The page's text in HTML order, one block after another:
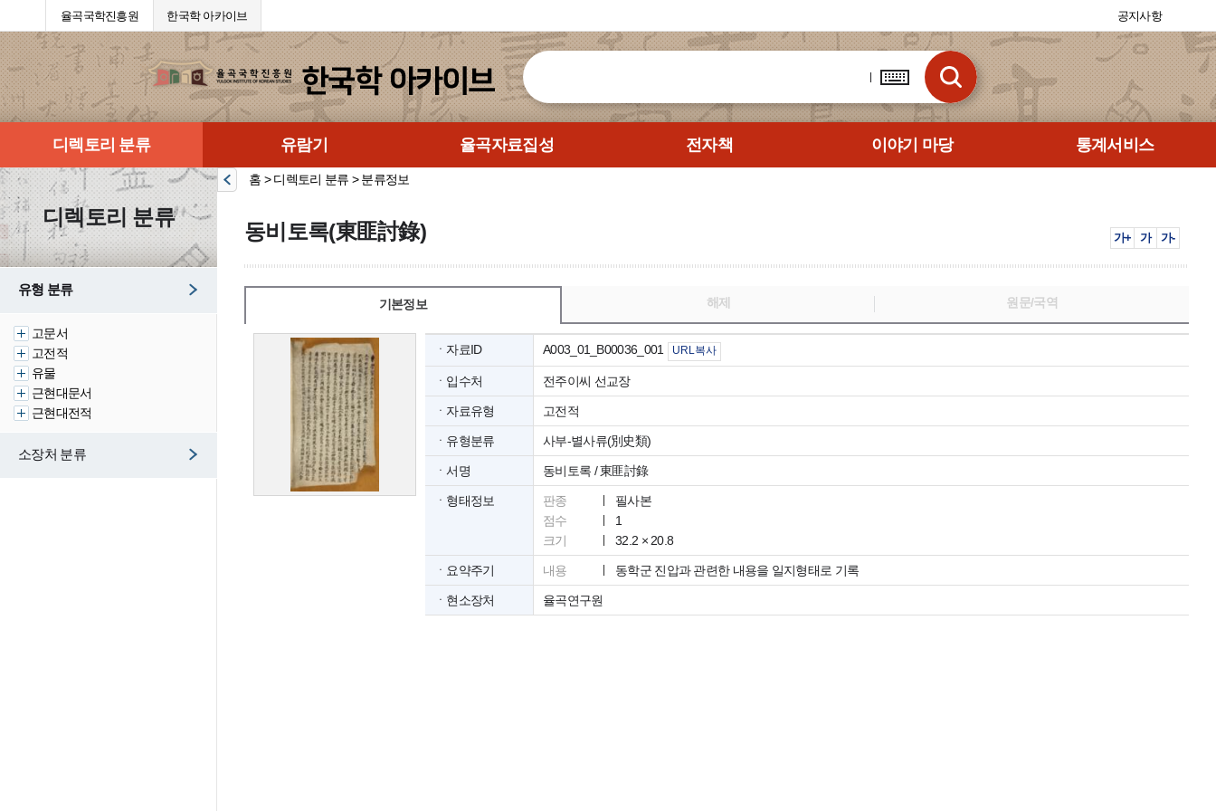
율곡국학진흥원 한국학 아카이브 공지사항
디렉토리 분류 유람기 율곡자료집성 전자책 이야기 마당 통계서비스
디렉토리 분류
유형 분류
고문서
고전적
유물
근현대문서
근현대전적
소장처 분류
홈 > 디렉토리 분류 > 분류정보
동비토록(東匪討錄) 가+ 가 가-
기본정보 해제 원문/국역
ㆍ자료ID A003_01_B00036_001 URL복사
ㆍ입수처 전주이씨 선교장
ㆍ자료유형 고전적
ㆍ유형분류 사부-별사류(別史類)
ㆍ서명 동비토록 / 東匪討錄
ㆍ형태정보 판종
필사본
점수
1
크기
32.2 × 20.8
ㆍ요약주기 내용 동학군 진압과 관련한 내용을 일지형태로 기록
ㆍ현소장처 율곡연구원